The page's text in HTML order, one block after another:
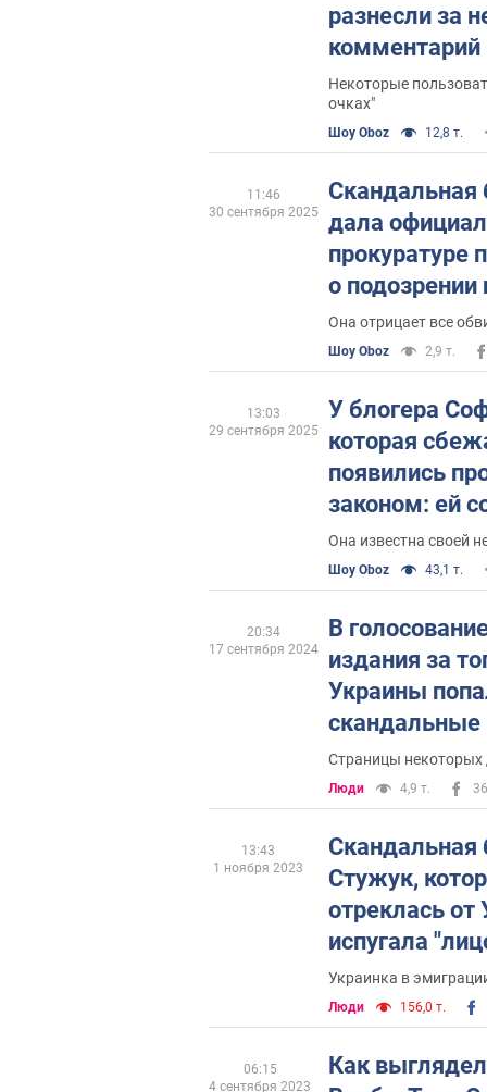
разнесли за
комментарий
Некоторые
очках"
Шоу Oboz 12,8 т.
Скандальная
дала
прокуратуре
о
на "атаку"
Она отрицает все
Шоу Oboz 2,9 т.
11:46
30 сентября 2025
У блогера
которая
появились
законом: ей
подозрении
Она известна своей
Шоу Oboz 43,1 т.
13:03
29 сентября 2025
В
издания за
Украины
Страницы некоторых
Люди 4,9 т. 36
20:34
17 сентября 2024
Скандальная
Стужук,
отреклась от
испугала
назвали ее
Украинка в
Люди 156,0 т.
13:43
1 ноября 2023
Как
06:15
4 сентября 2023